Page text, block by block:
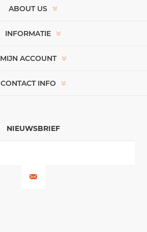
ABOUT US
INFORMATIE
MIJN ACCOUNT
CONTACT INFO
NIEUWSBRIEF